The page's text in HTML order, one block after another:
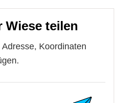
Wiese teilen
Koordinaten